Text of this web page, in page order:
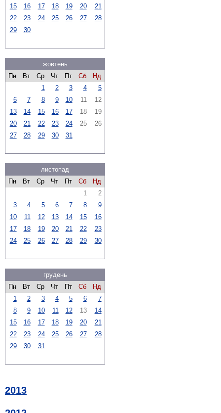
15 16 17 18 19 20
21
22
23 24 25 26 27
28
29
30
жовтень
Пн
Вт Ср Чт Пт Сб
Нд
1
2 3 4
5
6
7 8 9 10 11
12
13
14 15 16 17 18
19
20
21 22 23 24 25
26
27
28 29 30 31
листопад
Пн
Вт Ср Чт Пт Сб
Нд
1
2
3
4 5 6 7 8
9
10
11 12 13 14 15
16
17
18 19 20 21 22
23
24
25 26 27 28 29 30
грудень
Пн
Вт Ср Чт Пт Сб
Нд
1
2 3 4 5 6
7
8
9 10 11 12 13
14
15
16 17 18 19 20
21
22
23 24 25 26 27
28
29
30 31
2013